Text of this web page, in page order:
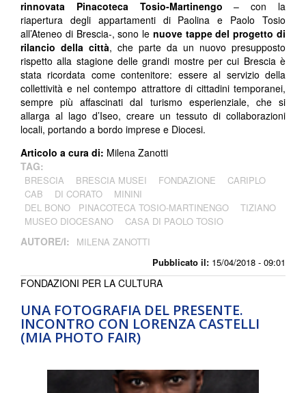
Pubblicato il: 15/04/2018 - 09:01
rinnovata Pinacoteca Tosio-Martinengo – con la
riapertura degli appartamenti di Paolina e Paolo Tosio
all’Ateneo di Brescia-, sono le nuove tappe del progetto di
rilancio della città, che parte da un nuovo presupposto
rispetto alla stagione delle grandi mostre per cui Brescia è
stata ricordata come contenitore: essere al servizio della
collettività e nel contempo attrattore di cittadini temporanei,
sempre più affascinati dal turismo esperienziale, che si
allarga al lago d’Iseo, creare un tessuto di collaborazioni
locali, portando a bordo imprese e Diocesi.
Articolo a cura di: Milena Zanotti
TAG:
BRESCIA BRESCIA MUSEI FONDAZIONE
CARIPLO
CAB
DI CORATO
MININI
DEL BONO PINACOTECA TOSIO-MARTINENGO
TIZIANO
MUSEO DIOCESANO
CASA DI PAOLO TOSIO
AUTORE/I: MILENA ZANOTTI
UNA FOTOGRAFIA DEL PRESENTE.
INCONTRO CON LORENZA CASTELLI
(MIA PHOTO FAIR)
FONDAZIONI PER LA CULTURA